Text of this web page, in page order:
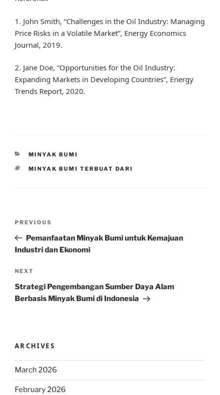
1. John Smith, “Challenges in the Oil Industry: Managing
Price Risks in a Volatile Market”, Energy Economics
Journal, 2019.
2. Jane Doe, “Opportunities for the Oil Industry:
Expanding Markets in Developing Countries”, Energy
Trends Report, 2020.
CATEGORIES
MINYAK BUMI
TAGS
MINYAK BUMI TERBUAT DARI
Previous
Post
PREVIOUS
Pemanfaatan Minyak Bumi untuk Kemajuan
Industri dan Ekonomi
Next
Post
NEXT
Strategi Pengembangan Sumber Daya Alam
Berbasis Minyak Bumi di Indonesia
ARCHIVES
March 2026
February 2026